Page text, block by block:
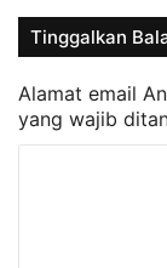
Tinggalkan
Alamat email
yang wajib